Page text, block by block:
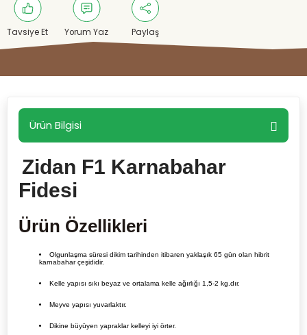
Tavsiye Et Yorum Yaz Paylaş
Ürün Bilgisi
Zidan F1 Karnabahar
Fidesi
Ürün Özellikleri
Olgunlaşma süresi dikim tarihinden itibaren yaklaşık 65 gün olan hibrit
karnabahar çeşididir.
Kelle yapısı sıkı beyaz ve ortalama kelle ağırlığı 1,5-2 kg.dır.
Meyve yapısı yuvarlaktır.
Dikine büyüyen yapraklar kelleyi iyi örter.